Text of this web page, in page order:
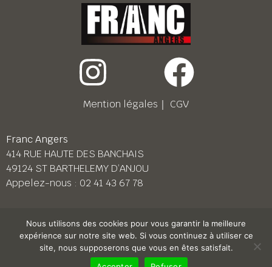
Mention légales ｜ CGV
Franc Angers
414 RUE HAUTE DES BANCHAIS
49124 ST BARTHELEMY D’ANJOU
Appelez-nous : 02 41 43 67 78
Franc Le Mans
158 BD PIERRE LEFAUCHEUX
72230 ARNAGE
02 43 87 38 08
Nous utilisons des cookies pour vous garantir la meilleure
expérience sur notre site web. Si vous continuez à utiliser ce
site, nous supposerons que vous en êtes satisfait.